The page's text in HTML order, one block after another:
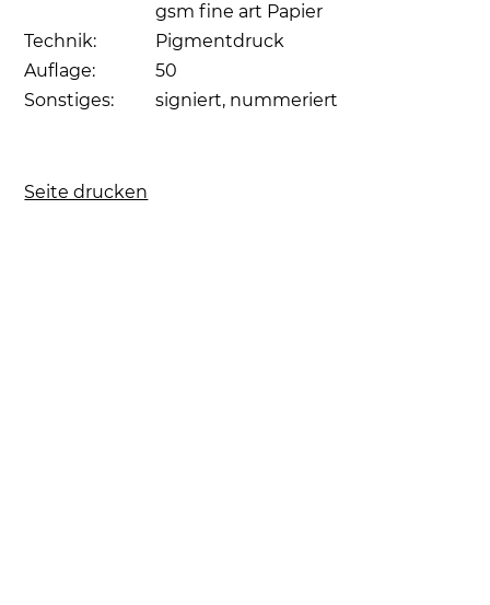
gsm fine art Papier
Technik:
Pigmentdruck
Auflage:
50
Sonstiges:
signiert, nummeriert
Seite drucken